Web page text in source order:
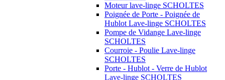
Moteur lave-linge SCHOLTES
Poignée de Porte - Poignée de
Hublot Lave-linge SCHOLTES
Pompe de Vidange Lave-linge
SCHOLTES
Courroie - Poulie Lave-linge
SCHOLTES
Porte - Hublot - Verre de Hublot
Lave-linge SCHOLTES